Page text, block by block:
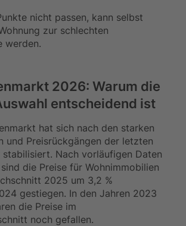
nicht passen, kann selbst
zur schlechten
werden.
2026: Warum die
entscheidend ist
hat sich nach den starken
und Preisrückgängen der letzten
stabilisiert. Nach vorläufigen Daten
die Preise für Wohnimmobilien
2025 um 3,2 %
gestiegen. In den Jahren 2023
die Preise im
noch gefallen.